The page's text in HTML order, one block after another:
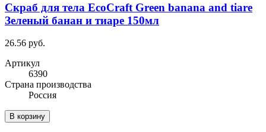
Скраб для тела EcoCraft Green banana and tiare
Зеленый банан и тиаре 150мл
26.56 руб.
Артикул
6390
Cтрана производства
Россия
В корзину